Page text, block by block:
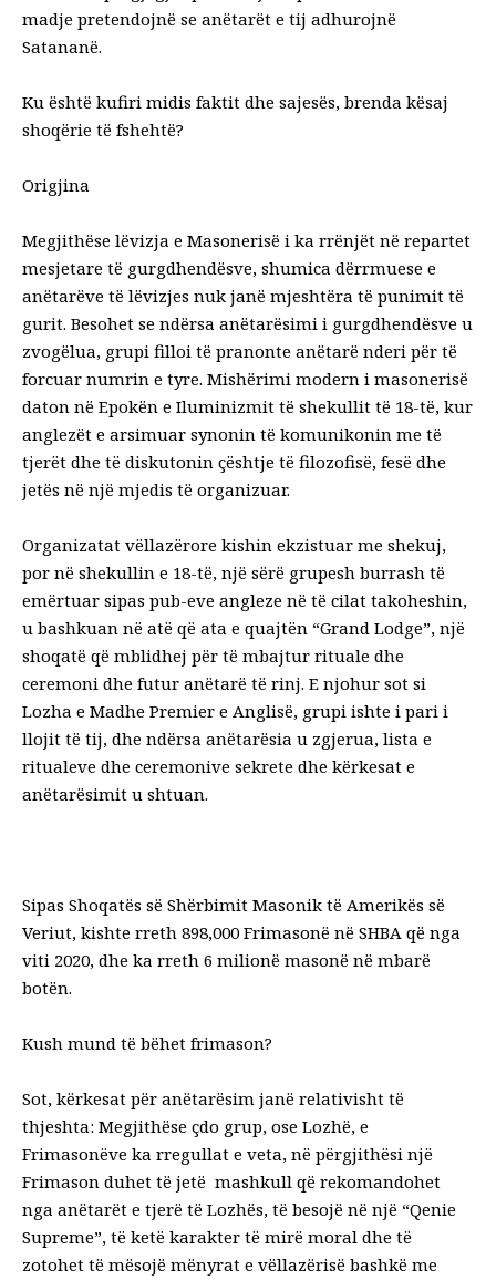
madje pretendojnë se anëtarët e tij adhurojnë
Satananë.
Ku është kufiri midis faktit dhe sajesës, brenda kësaj
shoqërie të fshehtë?
Origjina
Megjithëse lëvizja e Masonerisë i ka rrënjët në repartet
mesjetare të gurgdhendësve, shumica dërrmuese e
anëtarëve të lëvizjes nuk janë mjeshtëra të punimit të
gurit. Besohet se ndërsa anëtarësimi i gurgdhendësve u
zvogëlua, grupi filloi të pranonte anëtarë nderi për të
forcuar numrin e tyre. Mishërimi modern i masonerisë
daton në Epokën e Iluminizmit të shekullit të 18-të, kur
anglezët e arsimuar synonin të komunikonin me të
tjerët dhe të diskutonin çështje të filozofisë, fesë dhe
jetës në një mjedis të organizuar.
Organizatat vëllazërore kishin ekzistuar me shekuj,
por në shekullin e 18-të, një sërë grupesh burrash të
emërtuar sipas pub-eve angleze në të cilat takoheshin,
u bashkuan në atë që ata e quajtën “Grand Lodge”, një
shoqatë që mblidhej për të mbajtur rituale dhe
ceremoni dhe futur anëtarë të rinj. E njohur sot si
Lozha e Madhe Premier e Anglisë, grupi ishte i pari i
llojit të tij, dhe ndërsa anëtarësia u zgjerua, lista e
ritualeve dhe ceremonive sekrete dhe kërkesat e
anëtarësimit u shtuan.
Sipas Shoqatës së Shërbimit Masonik të Amerikës së
Veriut, kishte rreth 898,000 Frimasonë në SHBA që nga
viti 2020, dhe ka rreth 6 milionë masonë në mbarë
botën.
Kush mund të bëhet frimason?
Sot, kërkesat për anëtarësim janë relativisht të
thjeshta: Megjithëse çdo grup, ose Lozhë, e
Frimasonëve ka rregullat e veta, në përgjithësi një
Frimason duhet të jetë mashkull që rekomandohet
nga anëtarët e tjerë të Lozhës, të besojë në një “Qenie
Supreme”, të ketë karakter të mirë moral dhe të
zotohet të mësojë mënyrat e vëllazërisë bashkë me